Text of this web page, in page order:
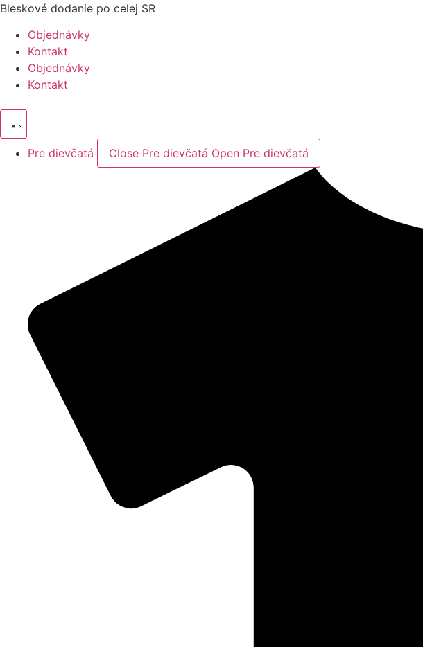
Preskočiť
obsah
Bleskové dodanie po celej SR
Objednávky
Kontakt
Objednávky
Kontakt
Pre dievčatá Close Pre dievčatá Open Pre dievčatá